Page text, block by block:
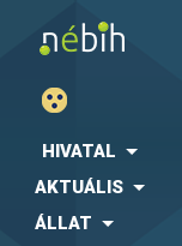
HIVATAL
AKTUÁLIS
ÁLLAT